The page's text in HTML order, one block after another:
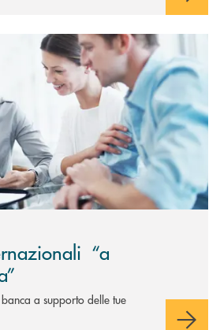
&nbsp;“a prima richiesta”
“a
a supporto delle tue